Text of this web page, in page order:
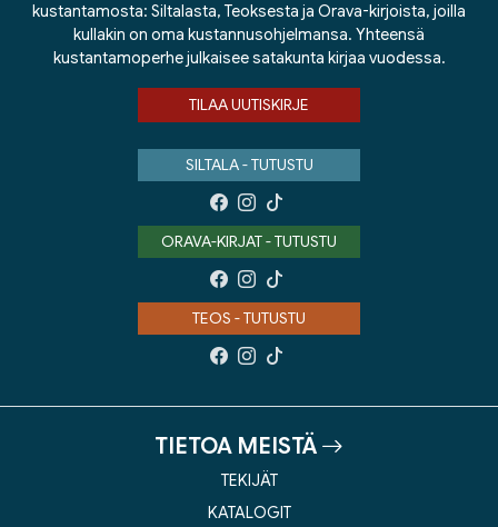
kustantamosta: Siltalasta, Teoksesta ja Orava-kirjoista, joilla
kullakin on oma kustannusohjelmansa. Yhteensä
kustantamoperhe julkaisee satakunta kirjaa vuodessa.
TILAA UUTISKIRJE
SILTALA - TUTUSTU
ORAVA-KIRJAT - TUTUSTU
TEOS - TUTUSTU
TIETOA MEISTÄ
TEKIJÄT
KATALOGIT